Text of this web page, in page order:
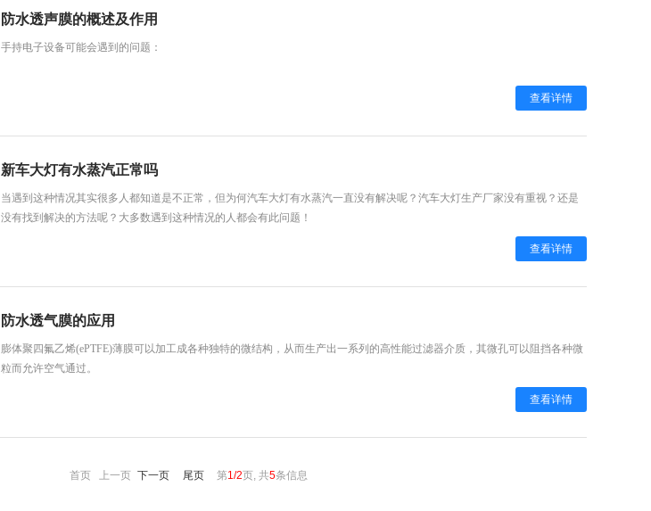
防水透声膜的概述及作用
手持电子设备可能会遇到的问题：
查看详情
新车大灯有水蒸汽正常吗
当遇到这种情况其实很多人都知道是不正常，但为何汽车大灯有水蒸汽一直没有解决呢？汽车大灯生产厂家没有重视？还是
没有找到解决的方法呢？大多数遇到这种情况的人都会有此问题！
查看详情
防水透气膜的应用
膨体聚四氟乙烯(ePTFE)薄膜可以加工成各种独特的微结构，从而生产出一系列的高性能过滤器介质，其微孔可以阻挡各种微
粒而允许空气通过。
查看详情
首页 上一页 下一页 尾页 第1/2页, 共5条信息